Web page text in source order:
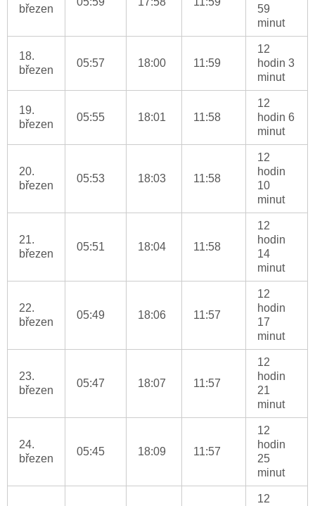
březen
59
minut
18.
březen
05:57 18:00 11:59
12
hodin 3
minut
19.
březen
05:55 18:01 11:58
12
hodin 6
minut
20.
březen
05:53 18:03 11:58
12
hodin
10
minut
21.
březen
05:51 18:04 11:58
12
hodin
14
minut
22.
březen
05:49 18:06 11:57
12
hodin
17
minut
23.
březen
05:47 18:07 11:57
12
hodin
21
minut
24.
březen
05:45 18:09 11:57
12
hodin
25
minut
12